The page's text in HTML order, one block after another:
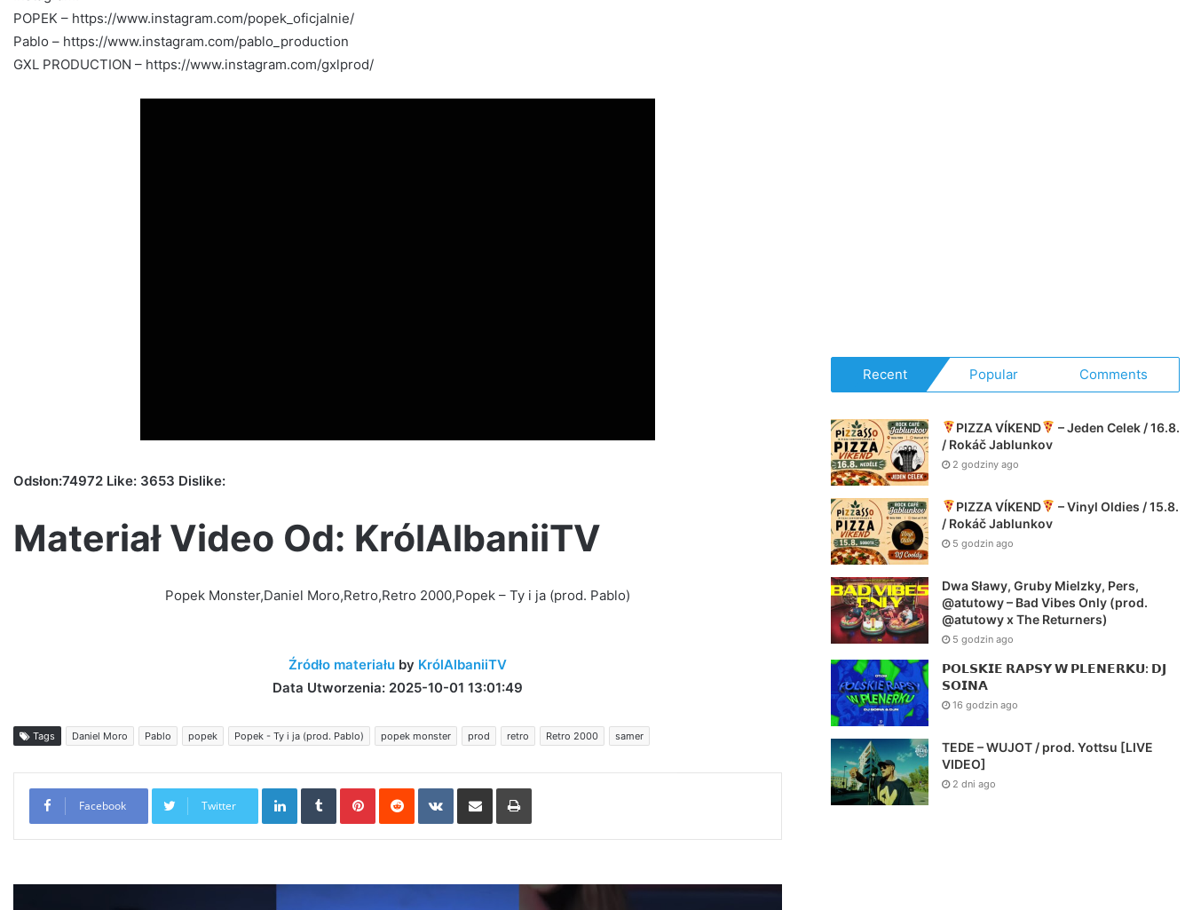
POPEK – https://www.instagram.com/popek_oficjalnie/
Pablo – https://www.instagram.com/pablo_production
GXL PRODUCTION – https://www.instagram.com/gxlprod/
Odsłon:74972 Like: 3653 Dislike:
Materiał Video Od: KrólAlbaniiTV
Popek Monster,Daniel Moro,Retro,Retro 2000,Popek – Ty i ja (prod. Pablo)
Źródło materiału by KrólAlbaniiTV
Data Utworzenia: 2025-10-01 13:01:49
Tags Daniel Moro Pablo popek Popek - Ty i ja (prod. Pablo) popek monster prod retro Retro 2000 samer
Facebook Twitter
LinkedInTumblrPinterestReddit VKontakte
Share via Email Print
Recent Popular Comments
PIZZA VÍKEND
– Jeden Celek / 16.8.
/ Rokáč Jablunkov
2 godziny ago
PIZZA VÍKEND
– Vinyl Oldies / 15.8.
/ Rokáč Jablunkov
5 godzin ago
Dwa Sławy, Gruby Mielzky, Pers,
@atutowy – Bad Vibes Only (prod.
@atutowy x The Returners)
5 godzin ago
𝗣𝗢𝗟𝗦𝗞𝗜𝗘 𝗥𝗔𝗣𝗦𝗬 𝗪 𝗣𝗟𝗘𝗡𝗘𝗥𝗞𝗨: 𝗗𝗝
𝗦𝗢𝗜𝗡𝗔
16 godzin ago
TEDE – WUJOT / prod. Yottsu [LIVE
VIDEO]
2 dni ago